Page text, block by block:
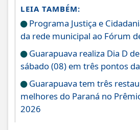
LEIA TAMBÉM:
Programa Justiça e
da rede municipal ao Fórum
Guarapuava realiza Dia D
sábado (08) em três pontos
Guarapuava tem três
melhores do Paraná no
2026